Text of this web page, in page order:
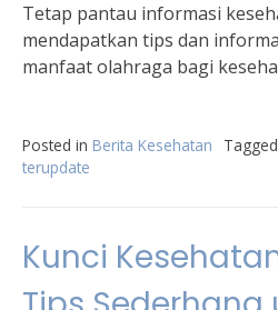
Tetap pantau informasi
mendapatkan tips dan
manfaat olahraga bagi
Posted in Berita Kesehatan Tagged
terupdate
Kunci